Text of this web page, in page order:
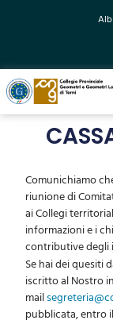
Comunichiamo
riunione di
ai Collegi
informazioni e i
contributive degli
Se hai dei quesiti
iscritto al Nostro
mail
pubblicata, entro